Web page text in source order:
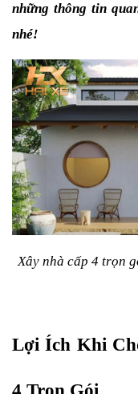
những thông tin
nhé!
Xây nhà cấp 4 trọn
Lợi Ích Khi